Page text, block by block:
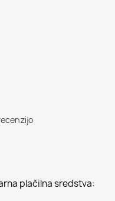
plačilna sredstva: